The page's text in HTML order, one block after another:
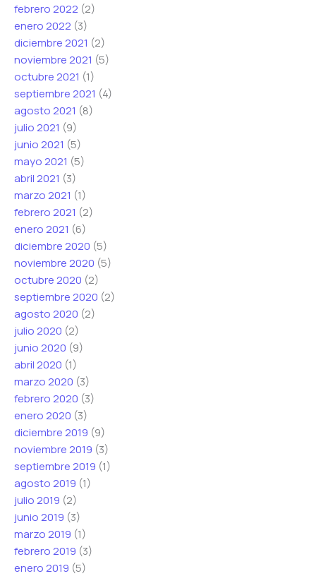
febrero 2022 (2)
enero 2022 (3)
diciembre 2021 (2)
noviembre 2021 (5)
octubre 2021 (1)
septiembre 2021 (4)
agosto 2021 (8)
julio 2021 (9)
junio 2021 (5)
mayo 2021 (5)
abril 2021 (3)
marzo 2021 (1)
febrero 2021 (2)
enero 2021 (6)
diciembre 2020 (5)
noviembre 2020 (5)
octubre 2020 (2)
septiembre 2020 (2)
agosto 2020 (2)
julio 2020 (2)
junio 2020 (9)
abril 2020 (1)
marzo 2020 (3)
febrero 2020 (3)
enero 2020 (3)
diciembre 2019 (9)
noviembre 2019 (3)
septiembre 2019 (1)
agosto 2019 (1)
julio 2019 (2)
junio 2019 (3)
marzo 2019 (1)
febrero 2019 (3)
enero 2019 (5)